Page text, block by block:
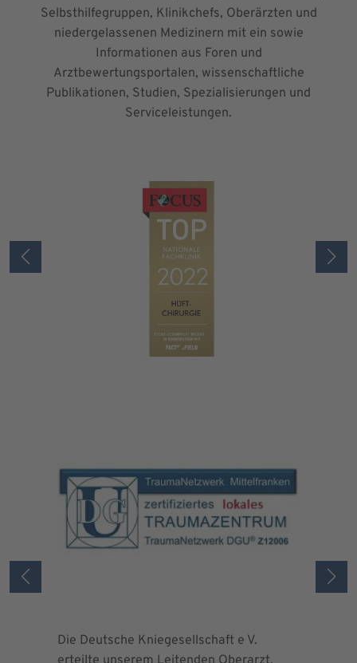
Selbsthilfegruppen, Klinikchefs, Oberärzten und
niedergelassenen Medizinern mit ein sowie
Informationen aus Foren und
Arztbewertungsportalen, wissenschaftliche
Publikationen, Studien, Spezialisierungen und
Serviceleistungen.
Die Deutsche Kniegesellschaft e V.